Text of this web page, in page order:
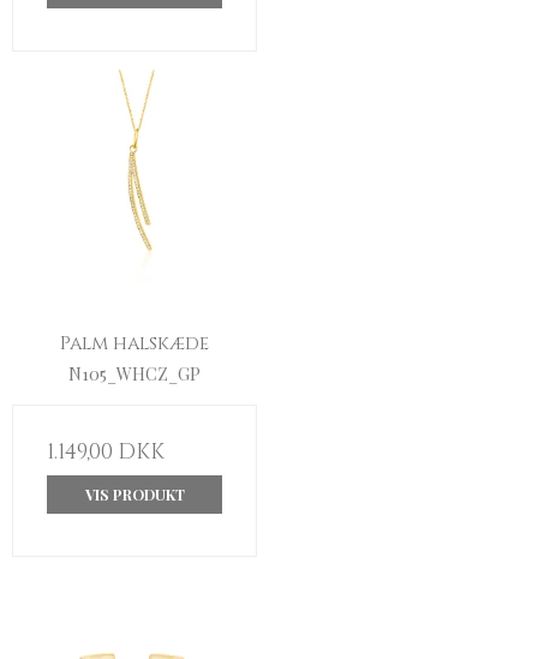
Palm halskæde
N105_WHCZ_GP
1.149,00 DKK
VIS PRODUKT